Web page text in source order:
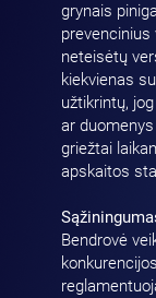
grynais
neteisėtų
kiekvienas
užtikrintų,
ar
griežtai
apskaitos
Bendrovė